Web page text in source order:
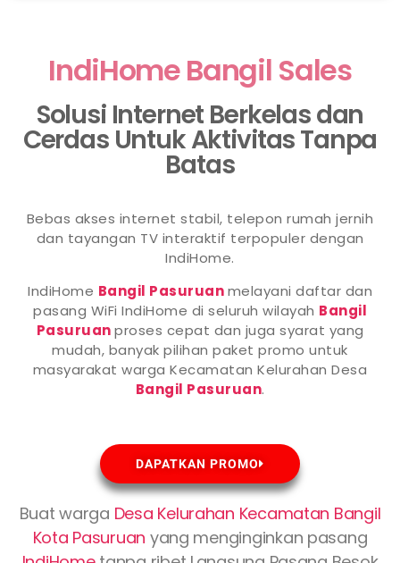
IndiHome Bangil Sales
Solusi Internet Berkelas dan
Cerdas Untuk Aktivitas Tanpa
Batas
Bebas akses internet stabil, telepon rumah jernih
dan tayangan TV interaktif terpopuler dengan
IndiHome.
IndiHome Bangil Pasuruanmelayani daftar dan
pasang WiFi IndiHome di seluruh wilayah Bangil
Pasuruanproses cepat dan juga syarat yang
mudah, banyak pilihan paket promo untuk
masyarakat warga Kecamatan Kelurahan Desa
Bangil Pasuruan.
DAPATKAN PROMO
Buat warga Desa Kelurahan Kecamatan Bangil
Kota Pasuruan yang menginginkan pasang